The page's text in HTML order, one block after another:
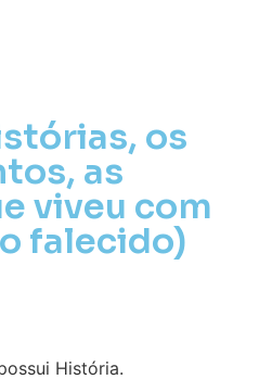
os
as
viveu com
falecido)
História.